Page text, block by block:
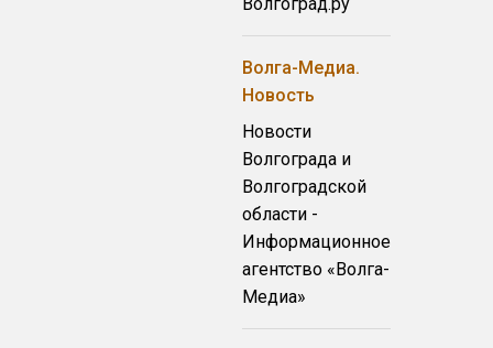
Волга-Медиа.
Новость
Новости
Волгограда и
Волгоградской
области -
Информационное
агентство «Волга-
Медиа»